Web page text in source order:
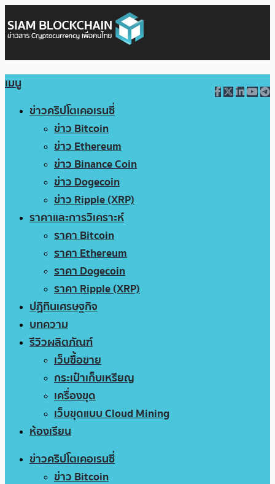
เมนู
ข่าวคริปโตเคอเรนซี่
ข่าว Bitcoin
ข่าว Ethereum
ข่าว Binance Coin
ข่าว Dogecoin
ข่าว Ripple (XRP)
ราคาและการวิเคราะห์
ราคา Bitcoin
ราคา Ethereum
ราคา Dogecoin
ราคา Ripple (XRP)
ปฏิทินเศรษฐกิจ
บทความ
รีวิวผลิตภัณฑ์
เว็บซื้อขาย
กระเป๋าเก็บเหรียญ
เครื่องขุด
เว็บขุดแบบ Cloud Mining
ห้องเรียน
ข่าวคริปโตเคอเรนซี่
ข่าว Bitcoin